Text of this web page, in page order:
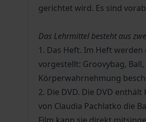
gerichtet wird. Es sind
Das Lehrmittel besteht aus
1. Das Heft. Im Heft
vorgestellt: Groovybag,
Körperwahrnehmung
2. Die DVD. Die DVD
von Claudia Pachlatko die